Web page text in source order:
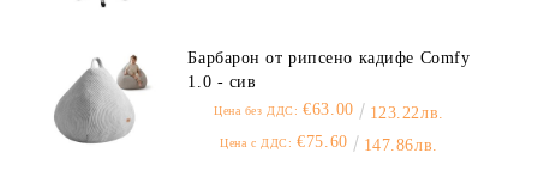
Барбарон от рипсено кадифе Comfy
1.0 - сив
Цена без ДДС: €63.00 123.22лв.
Цена с ДДС: €75.60 147.86лв.